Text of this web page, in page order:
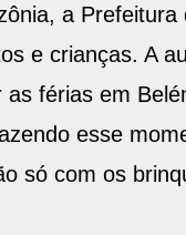
a
e crianças. A
férias em
esse
só com os